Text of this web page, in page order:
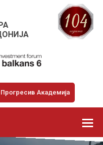
Прогресив Академија